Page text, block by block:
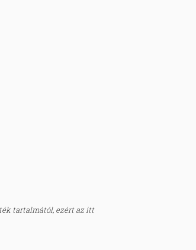
tartalmától, ezért az itt